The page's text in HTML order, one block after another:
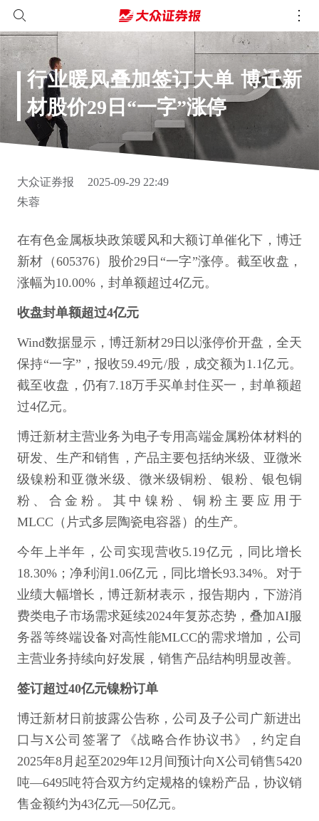
行业暖风叠加签订大单 博迁新
材股价29日“一字”涨停
大众证券报
2025-09-29 22:49
朱蓉
在有色金属板块政策暖风和大额订单催化下，博迁
新材（605376）股价29日“一字”涨停。截至收盘，
涨幅为10.00%，封单额超过4亿元。
收盘封单额超过4亿元
Wind数据显示，博迁新材29日以涨停价开盘，全天
保持“一字”，报收59.49元/股，成交额为1.1亿元。
截至收盘，仍有7.18万手买单封住买一，封单额超
过4亿元。
博迁新材主营业务为电子专用高端金属粉体材料的
研发、生产和销售，产品主要包括纳米级、亚微米
级镍粉和亚微米级、微米级铜粉、银粉、银包铜
粉、合金粉。其中镍粉、铜粉主要应用于
MLCC（片式多层陶瓷电容器）的生产。
今年上半年，公司实现营收5.19亿元，同比增长
18.30%；净利润1.06亿元，同比增长93.34%。对于
业绩大幅增长，博迁新材表示，报告期内，下游消
费类电子市场需求延续2024年复苏态势，叠加AI服
务器等终端设备对高性能MLCC的需求增加，公司
主营业务持续向好发展，销售产品结构明显改善。
签订超过40亿元镍粉订单
博迁新材日前披露公告称，公司及子公司广新进出
口与X公司签署了《战略合作协议书》，约定自
2025年8月起至2029年12月间预计向X公司销售5420
吨—6495吨符合双方约定规格的镍粉产品，协议销
售金额约为43亿元—50亿元。